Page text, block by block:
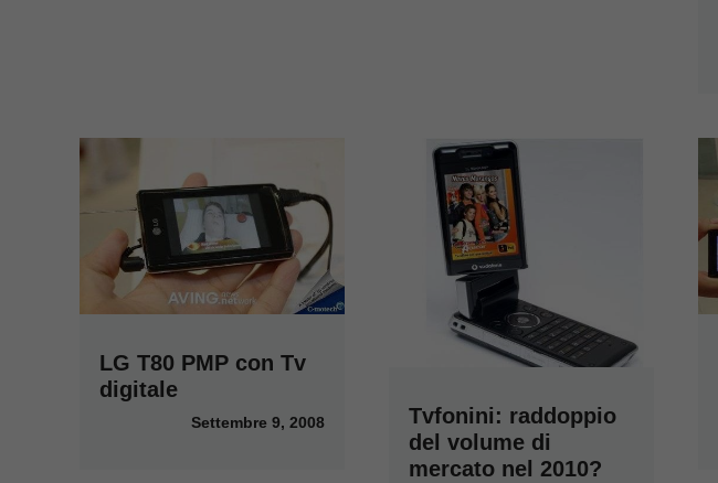
LG T80 PMP con Tv
digitale
Settembre 9, 2008
Tvfonini: raddoppio
del volume di
mercato nel 2010?